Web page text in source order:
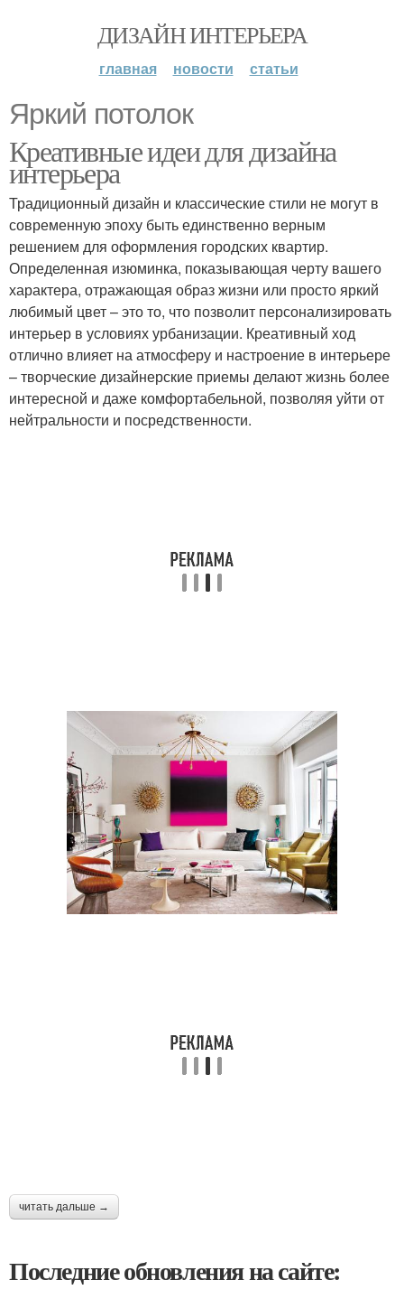
ДИЗАЙН ИНТЕРЬЕРА
главная новости статьи
Яркий потолок
Креативные идеи для дизайна
интерьера
Традиционный дизайн и классические стили не могут в
современную эпоху быть единственно верным
решением для оформления городских квартир.
Определенная изюминка, показывающая черту вашего
характера, отражающая образ жизни или просто яркий
любимый цвет – это то, что позволит персонализировать
интерьер в условиях урбанизации. Креативный ход
отлично влияет на атмосферу и настроение в интерьере
– творческие дизайнерские приемы делают жизнь более
интересной и даже комфортабельной, позволяя уйти от
нейтральности и посредственности.
читать дальше →
Последние обновления на сайте: